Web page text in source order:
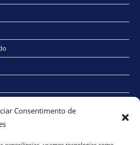
Consentimento de